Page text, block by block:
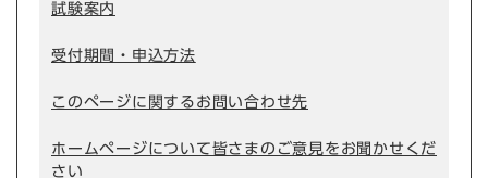
試験案内
受付期間・申込方法
このページに関するお問い合わせ先
ホームページについて皆さまのご意見をお聞かせくだ
さい